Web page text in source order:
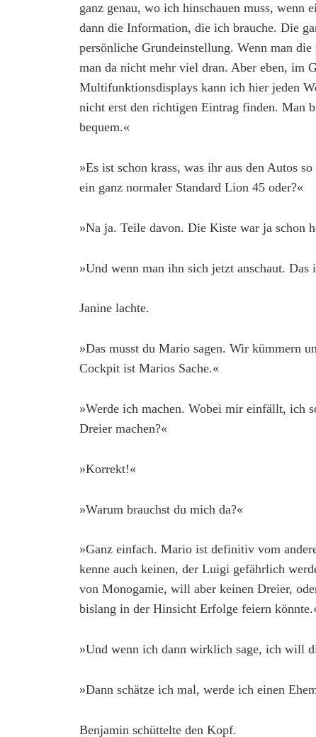
ganz genau, wo ich hinschauen muss,
dann die Information, die ich brauche. Die
persönliche Grundeinstellung. Wenn man
man da nicht mehr viel dran. Aber eben, im
Multifunktionsdisplays kann ich hier jeden
nicht erst den richtigen Eintrag finden. Man
bequem.«
»Es ist schon krass, was ihr aus den Autos
ein ganz normaler Standard Lion 45 oder?«
»Na ja. Teile davon. Die Kiste war ja schon
»Und wenn man ihn sich jetzt anschaut.
Janine lachte.
»Das musst du Mario sagen. Wir kümmern
Cockpit ist Marios Sache.«
»Werde ich machen. Wobei mir einfällt, ich
Dreier machen?«
»Korrekt!«
»Warum brauchst du mich da?«
»Ganz einfach. Mario ist definitiv vom
kenne auch keinen, der Luigi gefährlich
von Monogamie, will aber keinen Dreier,
bislang in der Hinsicht Erfolge feiern
»Und wenn ich dann wirklich sage, ich will
»Dann schätze ich mal, werde ich einen
Benjamin schüttelte den Kopf.